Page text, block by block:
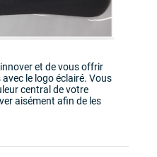
et de vous offrir
le logo éclairé. Vous
central de votre
aisément afin de les